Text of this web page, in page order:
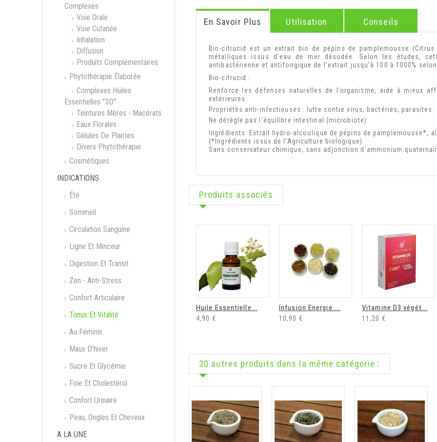
Complexes
Voie Orale
Voie Cutanée
Inhalation
Diffusion
Produits Complémentaires
Phytothérapie Élaborée
Complexes Huiles
Essentielles "3D"
Teintures Mères - Macérats
Eaux Florales
Gélules De Plantes
Divers Phytothérapie
Cosmétiques
INDICATIONS
Été
Sommeil
Circulation Sanguine
Ligne Et Minceur
Digestion Et Transit
Zen - Anti-Stress
Confort Articulaire
Tonus Et Vitalité
Au Féminin
Maux D'hiver
Sucre Et Glycémie
Foie Et Cholestérol
Confort Urinaire
Peau, Ongles Et Cheveux
A LA UNE
En Savoir Plus Utilisation Conseils
Bio-citrucid est un extrait bio de pépins de pamplemousse
métalliques issus d'eau de mer désodée. Selon les études,
antibactérienne et antifongique de l'extrait jusqu'à 100 à 1000% selon
Bio-citrucid :
Renforce les défenses naturelles de l’organisme, aide à mieux
extérieures.
Propriétés anti-infectieuses : lutte contre virus, bactéries, parasites.
Ne dérègle pas l’équilibre intestinal (microbiote).
Ingrédients: Extrait hydro-alcoolique de pépins de pamplemousse*,
(*Ingrédients issus de l'Agriculture biologique).
Sans conservateur chimique, sans adjonction d'ammonium
Produits associés
Huile Essentielle...
4,90 €
Infusion Energie ...
10,90 €
Vitamine D3 végét...
11,20 €
30 autres produits dans la même catégorie :